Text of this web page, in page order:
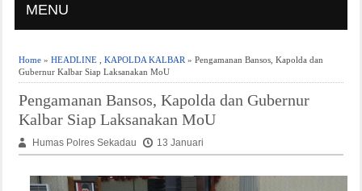
MENU
Home» HEADLINE, KAPOLDA KALBAR » Pengamanan Bansos, Kapolda dan
Gubernur Kalbar Siap Laksanakan MoU
Pengamanan Bansos, Kapolda dan Gubernur
Kalbar Siap Laksanakan MoU
Humas Polres Sekadau 13 Januari